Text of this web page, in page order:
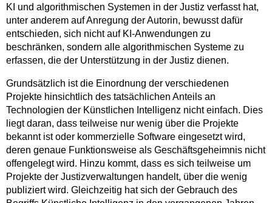
KI und algorithmischen Systemen in der Justiz verfasst hat,
unter anderem auf Anregung der Autorin, bewusst dafür
entschieden, sich nicht auf KI-Anwendungen zu
beschränken, sondern alle algorithmischen Systeme zu
erfassen, die der Unterstützung in der Justiz dienen.
Grundsätzlich ist die Einordnung der verschiedenen
Projekte hinsichtlich des tatsächlichen Anteils an
Technologien der Künstlichen Intelligenz nicht einfach. Dies
liegt daran, dass teilweise nur wenig über die Projekte
bekannt ist oder kommerzielle Software eingesetzt wird,
deren genaue Funktionsweise als Geschäftsgeheimnis nicht
offengelegt wird. Hinzu kommt, dass es sich teilweise um
Projekte der Justizverwaltungen handelt, über die wenig
publiziert wird. Gleichzeitig hat sich der Gebrauch des